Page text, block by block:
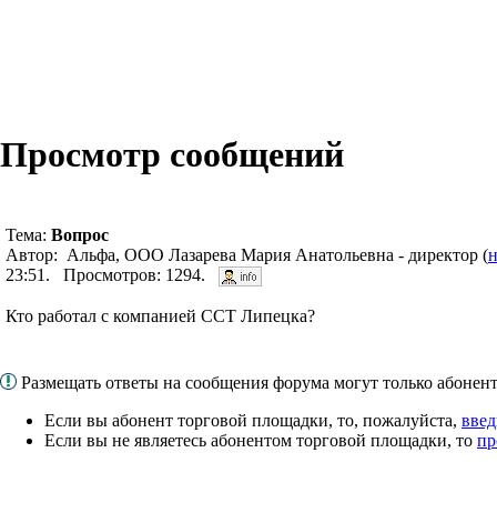
Просмотр сообщений
Тема: Вопрос
Автор: Альфа, ООО Лазарева Мария Анатольевна - директор (
23:51. Просмотров: 1294.
Кто работал с компанией ССТ Липецка?
Размещать ответы на сообщения форума могут только
Если вы абонент торговой площадки, то, пожалуйста,
Если вы не являетесь абонентом торговой площадки, то